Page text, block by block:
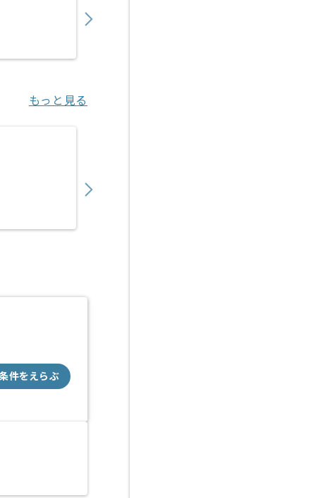
もっと見る
件をえらぶ